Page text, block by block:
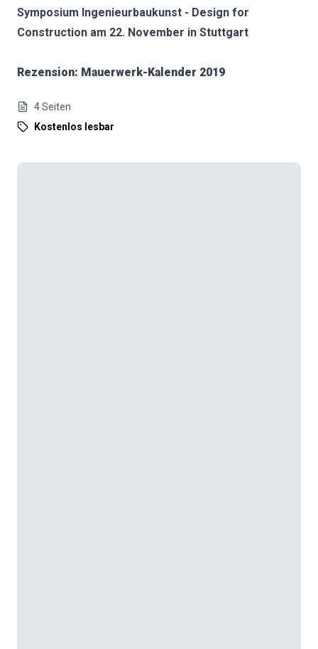
Symposium Ingenieurbaukunst - Design for
Construction am 22. November in Stuttgart
Rezension: Mauerwerk-Kalender 2019
4Seiten
Kostenlos lesbar